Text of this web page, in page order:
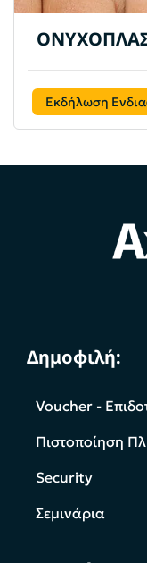
Εκδήλωση
Δημοφιλή:
Voucher -
Πιστοποίηση
Security
Σεμινάρια